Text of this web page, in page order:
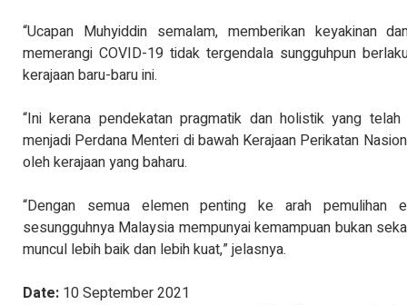
“Ucapan Muhyiddin semalam, memberikan keyakinan
memerangi COVID-19 tidak tergendala sungguhpun
kerajaan baru-baru ini.
“Ini kerana pendekatan pragmatik dan holistik yang
menjadi Perdana Menteri di bawah Kerajaan Perikatan
oleh kerajaan yang baharu.
“Dengan semua elemen penting ke arah pemulihan
sesungguhnya Malaysia mempunyai kemampuan bukan
muncul lebih baik dan lebih kuat,” jelasnya.
Date: 10 September 2021